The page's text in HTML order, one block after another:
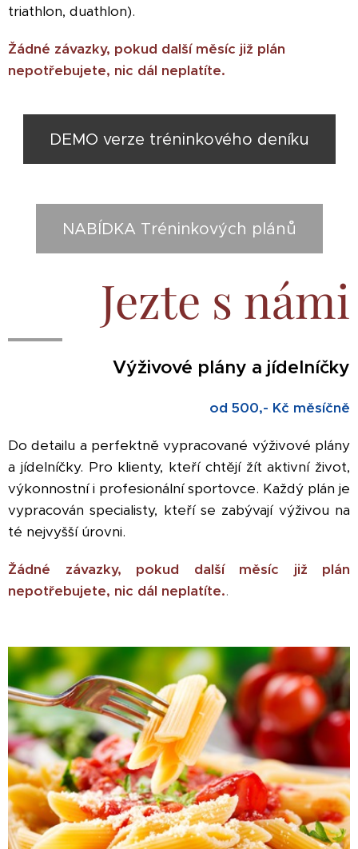
triathlon, duathlon).
Žádné závazky, pokud další měsíc již plán
nepotřebujete, nic dál neplatíte.
DEMO verze tréninkového deníku
NABÍDKA Tréninkových plánů
Jezte s námi
Výživové plány a jídelníčky
od 500,- Kč měsíčně
Do detailu a perfektně vypracované výživové plány
a jídelníčky. Pro klienty, kteří chtějí žít aktivní život,
výkonnostní i profesionální sportovce. Každý plán je
vypracován specialisty, kteří se zabývají výživou na
té nejvyšší úrovni.
Žádné závazky, pokud další měsíc již plán
nepotřebujete, nic dál neplatíte..